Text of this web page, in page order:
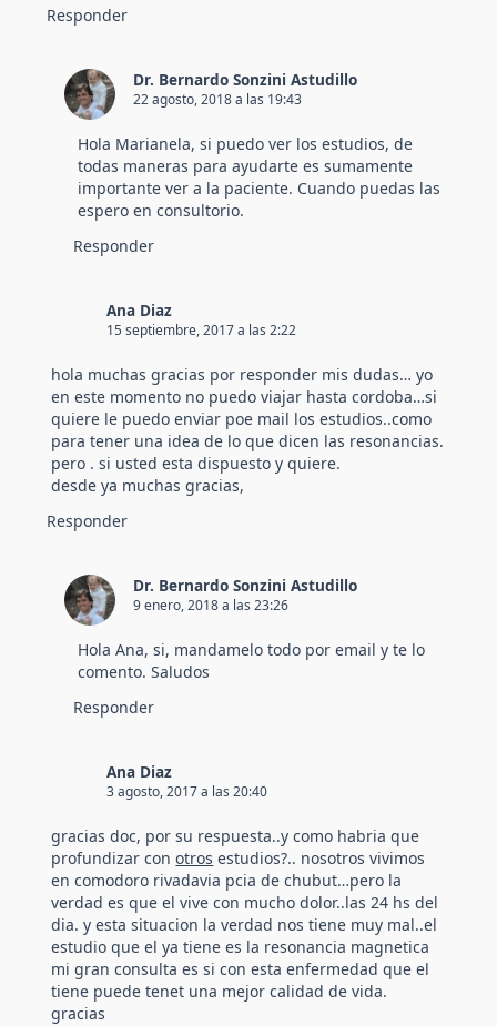
Responder
Dr. Bernardo Sonzini Astudillo
22 agosto, 2018 a las 19:43
Hola Marianela, si puedo ver los estudios, de
todas maneras para ayudarte es sumamente
importante ver a la paciente. Cuando puedas las
espero en consultorio.
Responder
Ana Diaz
15 septiembre, 2017 a las 2:22
hola muchas gracias por responder mis dudas… yo
en este momento no puedo viajar hasta cordoba…si
quiere le puedo enviar poe mail los estudios..como
para tener una idea de lo que dicen las resonancias.
pero . si usted esta dispuesto y quiere.
desde ya muchas gracias,
Responder
Dr. Bernardo Sonzini Astudillo
9 enero, 2018 a las 23:26
Hola Ana, si, mandamelo todo por email y te lo
comento. Saludos
Responder
Ana Diaz
3 agosto, 2017 a las 20:40
gracias doc, por su respuesta..y como habria que
profundizar conotros estudios?.. nosotros vivimos
en comodoro rivadavia pcia de chubut…pero la
verdad es que el vive con mucho dolor..las 24 hs del
dia. y esta situacion la verdad nos tiene muy mal..el
estudio que el ya tiene es la resonancia magnetica
mi gran consulta es si con esta enfermedad que el
tiene puede tenet una mejor calidad de vida.
gracias